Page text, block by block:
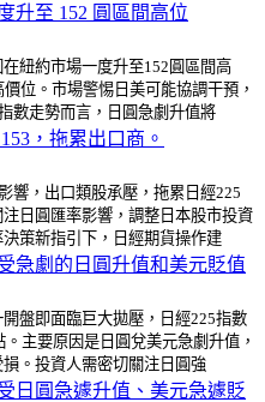
升至 152 圓區間高位
紐約市場一度升至152圓區間高
位。市場警惕日美可能協調干預，
數走勢而言，日圓急劇升值將
，拖累出口商。
響，出口類股承壓，拖累日經225
日圓匯率影響，調整日本股市投資
策新指引下，日經期貨操作建
急劇的日圓升值和美元貶值
盤即面臨巨大拋壓，日經225指數
主要原因是日圓兌美元急劇升值，
。投資人需密切關注日圓強
日圓急遽升值、美元急遽貶